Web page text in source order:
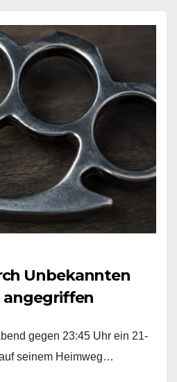
Unbekannten
angegriffen
gegen 23:45 Uhr ein 21-
seinem Heimweg…